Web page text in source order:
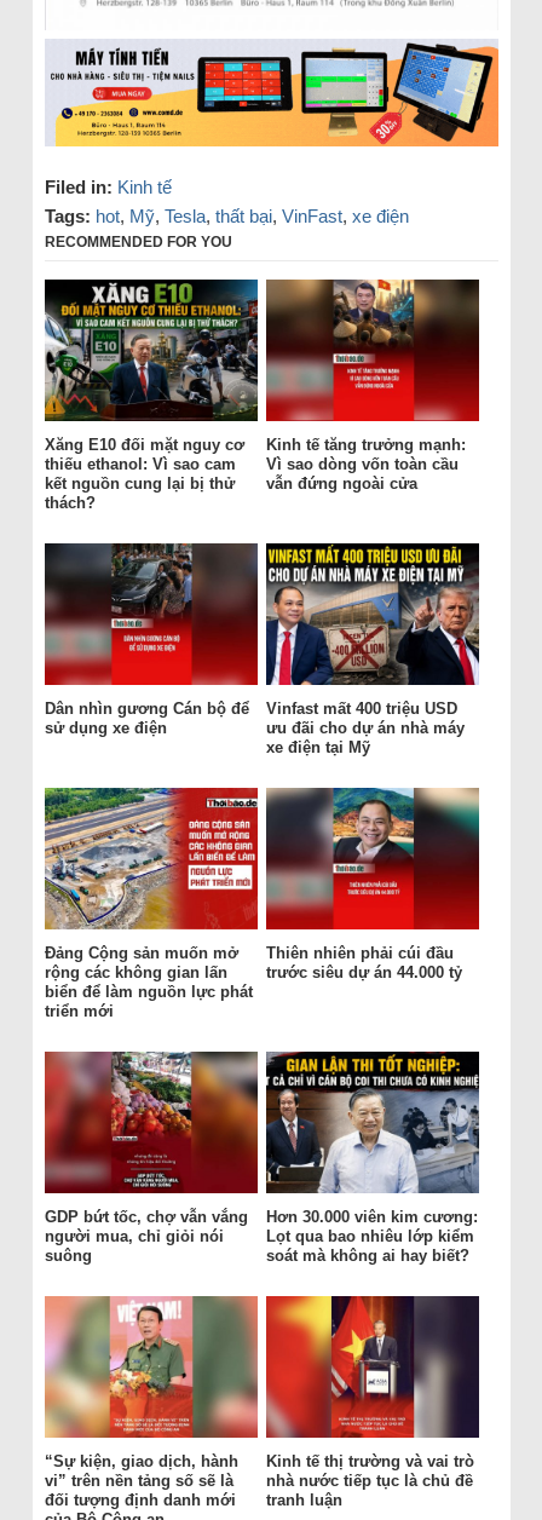
Filed in: Kinh tế
Tags: hot, Mỹ, Tesla, thất bại, VinFast, xe điện
RECOMMENDED FOR YOU
Xăng E10 đối mặt nguy cơ
thiếu ethanol: Vì sao cam
kết nguồn cung lại bị thử
thách?
Kinh tế tăng trưởng mạnh:
Vì sao dòng vốn toàn cầu
vẫn đứng ngoài cửa
Dân nhìn gương Cán bộ để
sử dụng xe điện
Vinfast mất 400 triệu USD
ưu đãi cho dự án nhà máy
xe điện tại Mỹ
Đảng Cộng sản muốn mở
rộng các không gian lấn
biển để làm nguồn lực phát
triển mới
Thiên nhiên phải cúi đầu
trước siêu dự án 44.000 tỷ
GDP bứt tốc, chợ vẫn vắng
người mua, chỉ giỏi nói
suông
Hơn 30.000 viên kim cương:
Lọt qua bao nhiêu lớp kiểm
soát mà không ai hay biết?
“Sự kiện, giao dịch, hành
vi” trên nền tảng số sẽ là
đối tượng định danh mới
Kinh tế thị trường và vai trò
nhà nước tiếp tục là chủ đề
tranh luận